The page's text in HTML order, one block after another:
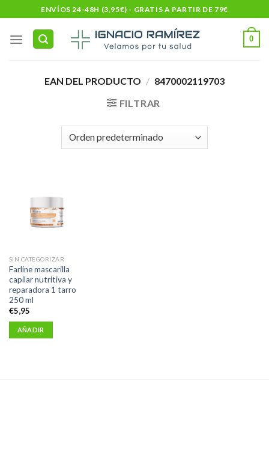
to
content
ENVÍOS 24-48H (3,95€) - GRATIS A PARTIR DE 79€
0
EAN DEL PRODUCTO / 8470002119703
FILTRAR
SIN CATEGORIZAR
Farline mascarilla
capilar nutritiva y
reparadora 1 tarro
250 ml
€5,95
AÑADIR